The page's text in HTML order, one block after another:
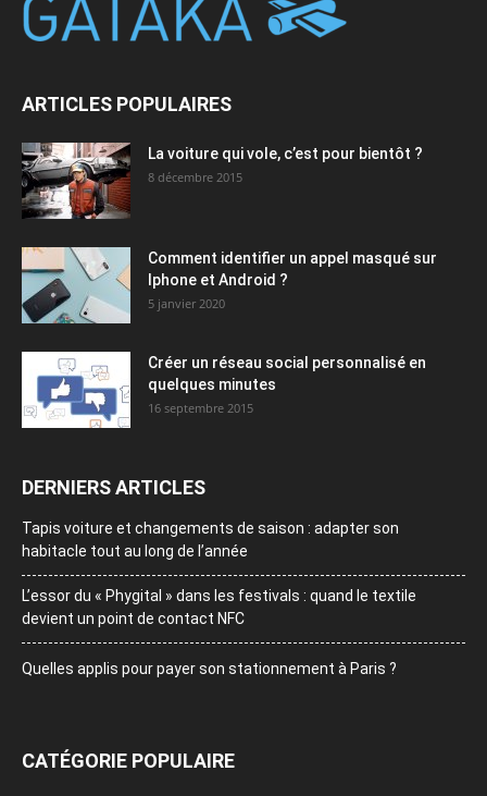
ARTICLES POPULAIRES
La voiture qui vole, c’est pour bientôt ?
8 décembre 2015
Comment identifier un appel masqué sur
Iphone et Android ?
5 janvier 2020
Créer un réseau social personnalisé en
quelques minutes
16 septembre 2015
DERNIERS ARTICLES
Tapis voiture et changements de saison : adapter son
habitacle tout au long de l’année
L’essor du « Phygital » dans les festivals : quand le textile
devient un point de contact NFC
Quelles applis pour payer son stationnement à Paris ?
CATÉGORIE POPULAIRE